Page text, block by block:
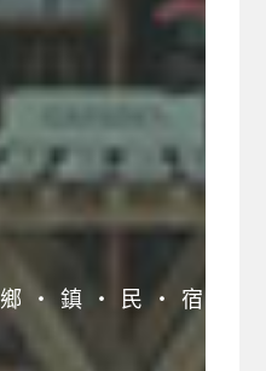
網
鄉 ‧ 鎮 ‧ 民 ‧ 宿